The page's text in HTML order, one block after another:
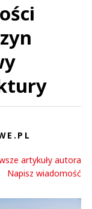
artykuły autora
Napisz wiadomość